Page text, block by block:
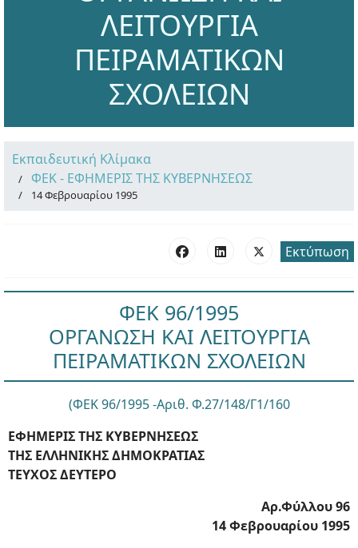
ΛΕΙΤΟΥΡΓΙΑ
ΠΕΙΡΑΜΑΤΙΚΩΝ
ΣΧΟΛΕΙΩΝ
Εκπαιδευτική Κλίμακα
ΦΕΚ - ΕΦΗΜΕΡΙΣ ΤΗΣ ΚΥΒΕΡΝΗΣΕΩΣ
14 Φεβρουαρίου 1995
Εκτύπωση
ΦΕΚ 96/1995
ΟΡΓΑΝΩΣΗ ΚΑΙ ΛΕΙΤΟΥΡΓΙΑ
ΠΕΙΡΑΜΑΤΙΚΩΝ ΣΧΟΛΕΙΩΝ
(ΦΕΚ 96/1995 -Αριθ. Φ.27/148/Γ1/160
ΕΦΗΜΕΡΙΣ ΤΗΣ ΚΥΒΕΡΝΗΣΕΩΣ
ΤΗΣ ΕΛΛΗΝΙΚΗΣ ΔΗΜΟΚΡΑΤΙΑΣ
ΤΕΥΧΟΣ ΔΕΥΤΕΡΟ
Αρ.Φύλλου 96
14 Φεβρουαρίου 1995